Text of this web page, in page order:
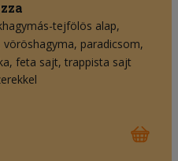
tejfölös alap
vöröshagyma paradicsom
feta sajt trappista sajt